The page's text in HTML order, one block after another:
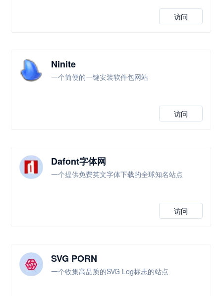
访问
Ninite
一个简便的一键安装软件包网站
访问
Dafont字体网
一个提供免费英文字体下载的全球知名站点
访问
SVG PORN
一个收集高品质的SVG Log标志的站点